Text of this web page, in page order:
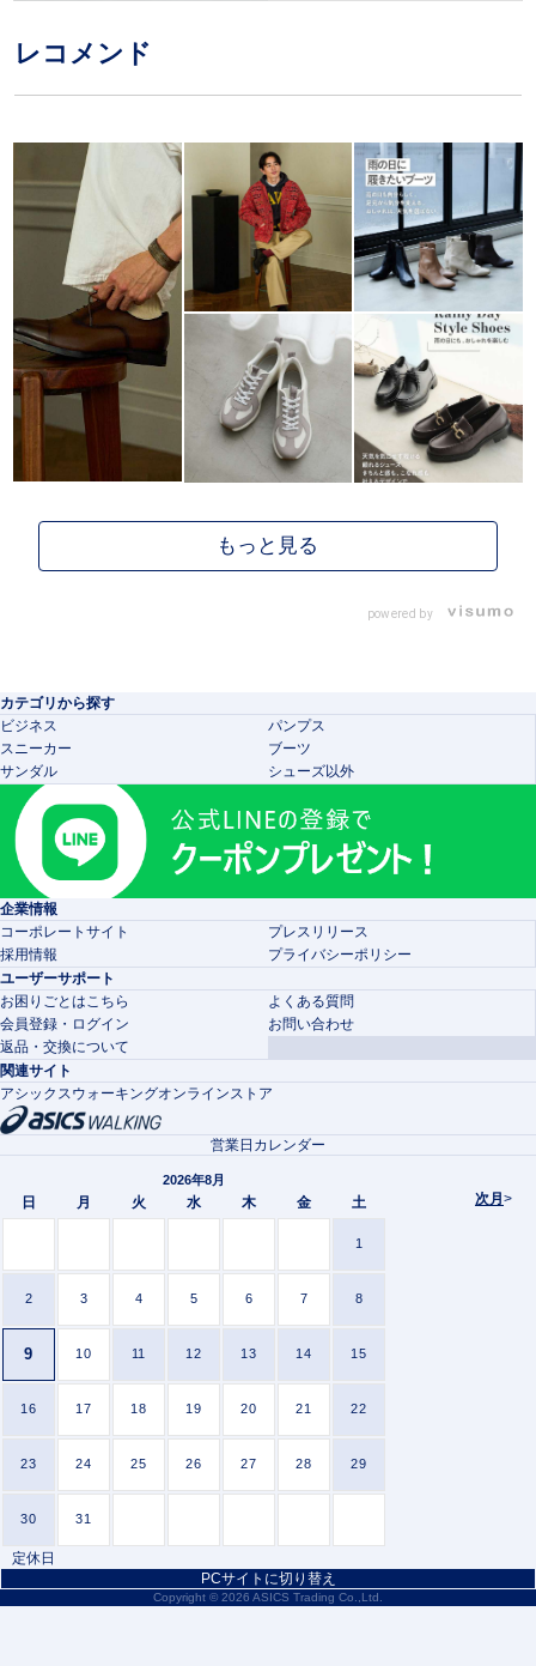
レコメンド
powered by
カテゴリから探す
ビジネス
パンプス
スニーカー
ブーツ
サンダル
シューズ以外
企業情報
コーポレートサイト
プレスリリース
採用情報
プライバシーポリシー
ユーザーサポート
お困りごとはこちら
よくある質問
会員登録・ログイン
お問い合わせ
返品・交換について
関連サイト
アシックスウォーキングオンラインストア
次月>
営業日カレンダー
2026年8月
日 月 火 水 木 金 土
1
2 3 4 5 6 7 8
9 10 11 12 13 14 15
16 17 18 19 20 21 22
23 24 25 26 27 28 29
30 31
定休日
PCサイトに切り替え
Copyright © 2026 ASICS Trading Co.,Ltd.